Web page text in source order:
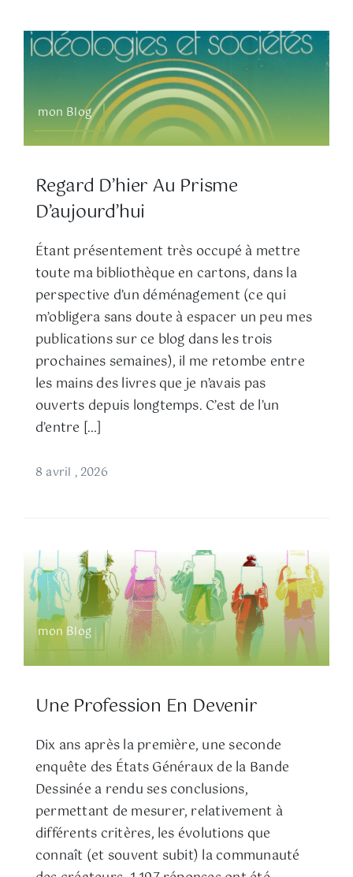
mon Blog
Regard D’hier Au Prisme
D’aujourd’hui
Étant présentement très occupé à mettre
toute ma bibliothèque en cartons, dans la
perspective d’un déménagement (ce qui
m’obligera sans doute à espacer un peu mes
publications sur ce blog dans les trois
prochaines semaines), il me retombe entre
les mains des livres que je n’avais pas
ouverts depuis longtemps. C’est de l’un
d’entre […]
8 avril , 2026
mon Blog
Une Profession En Devenir
Dix ans après la première, une seconde
enquête des États Généraux de la Bande
Dessinée a rendu ses conclusions,
permettant de mesurer, relativement à
différents critères, les évolutions que
connaît (et souvent subit) la communauté